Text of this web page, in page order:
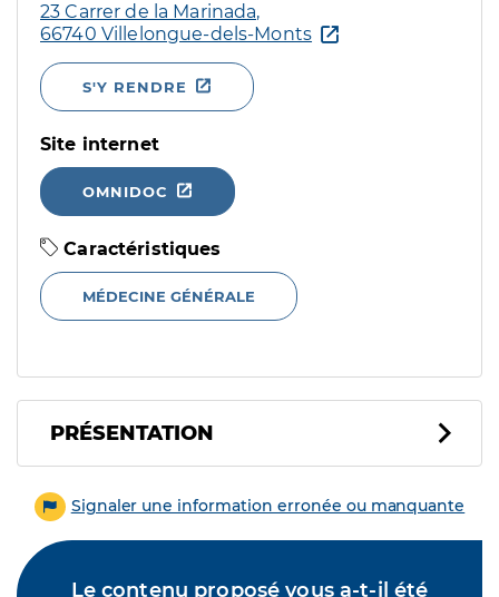
23 Carrer de la Marinada,
66740 Villelongue-dels-Monts
S'Y RENDRE
Site internet
OMNIDOC
Caractéristiques
MÉDECINE GÉNÉRALE
PRÉSENTATION
Signaler une information erronée ou manquante
Le contenu proposé vous a-t-il été